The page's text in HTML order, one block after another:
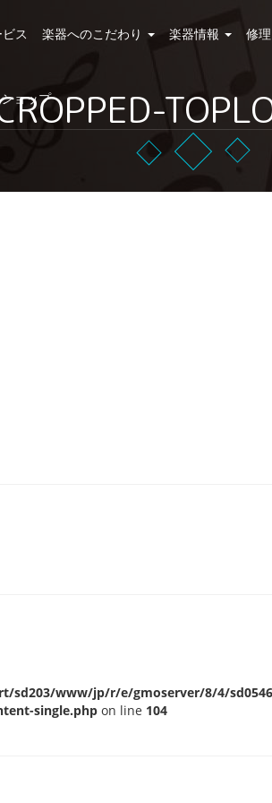
ス 楽器へのこだわり 楽器情報 修理
ョップ
sd203/www/jp/r/e/gmoserver/8/4/
single.php on line 104